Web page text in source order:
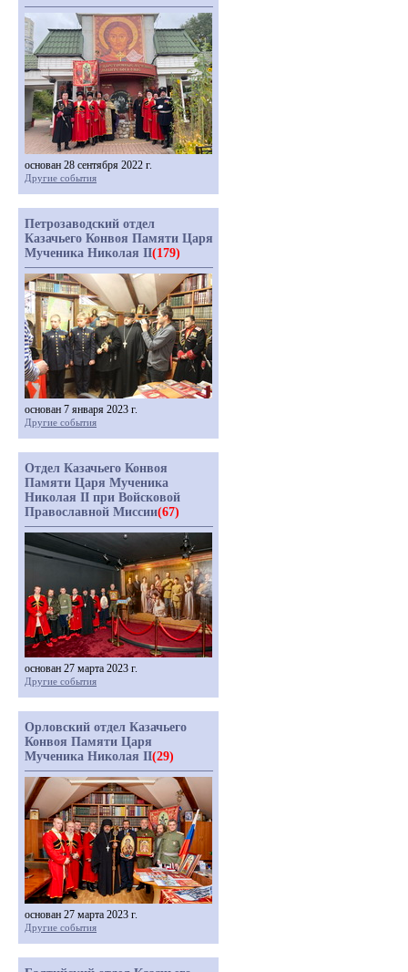
основан 28 сентября 2022 г.
Другие события
Петрозаводский отдел
Казачьего Конвоя Памяти Царя
Мученика Николая II(179)
основан 7 января 2023 г.
Другие события
Отдел Казачьего Конвоя
Памяти Царя Мученика
Николая II при Войсковой
Православной Миссии(67)
основан 27 марта 2023 г.
Другие события
Орловский отдел Казачьего
Конвоя Памяти Царя
Мученика Николая II(29)
основан 27 марта 2023 г.
Другие события